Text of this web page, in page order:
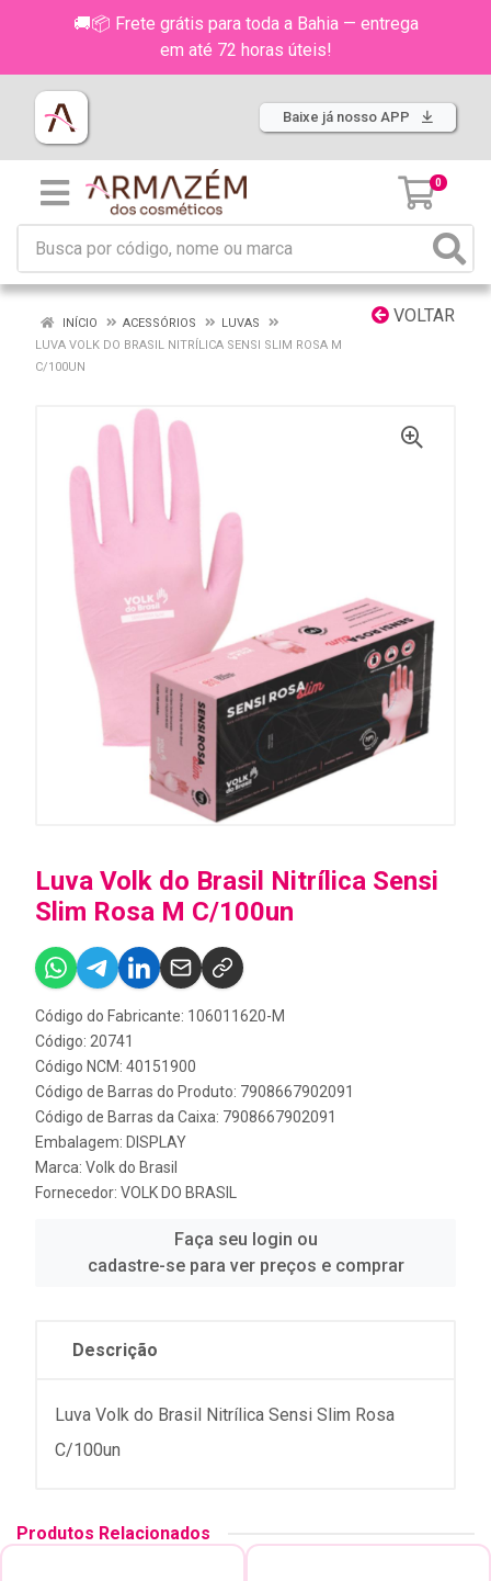
🚚📦 Frete grátis para toda a Bahia — entrega
em até 72 horas úteis!
Baixe já nosso APP
0
VOLTAR
INÍCIO ACESSÓRIOS
LUVAS
LUVA VOLK DO BRASIL NITRÍLICA SENSI SLIM ROSA M
C/100UN
Luva Volk do Brasil Nitrílica Sensi
Slim Rosa M C/100un
Código do Fabricante: 106011620-M
Código: 20741
Código NCM: 40151900
Código de Barras do Produto: 7908667902091
Código de Barras da Caixa: 7908667902091
Embalagem: DISPLAY
Marca: Volk do Brasil
Fornecedor: VOLK DO BRASIL
Faça seu login ou
cadastre-se para ver preços e comprar
Descrição
Luva Volk do Brasil Nitrílica Sensi Slim Rosa
C/100un
Produtos Relacionados